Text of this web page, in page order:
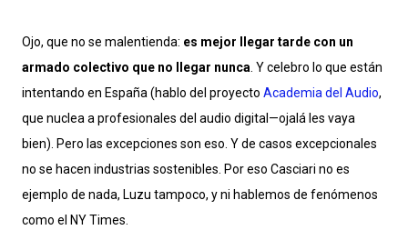
Ojo, que no se malentienda: es mejor llegar tarde con un
armado colectivo que no llegar nunca. Y celebro lo que están
intentando en España (hablo del proyecto Academia del Audio,
que nuclea a profesionales del audio digital—ojalá les vaya
bien). Pero las excepciones son eso. Y de casos excepcionales
no se hacen industrias sostenibles. Por eso Casciari no es
ejemplo de nada, Luzu tampoco, y ni hablemos de fenómenos
como el NY Times.